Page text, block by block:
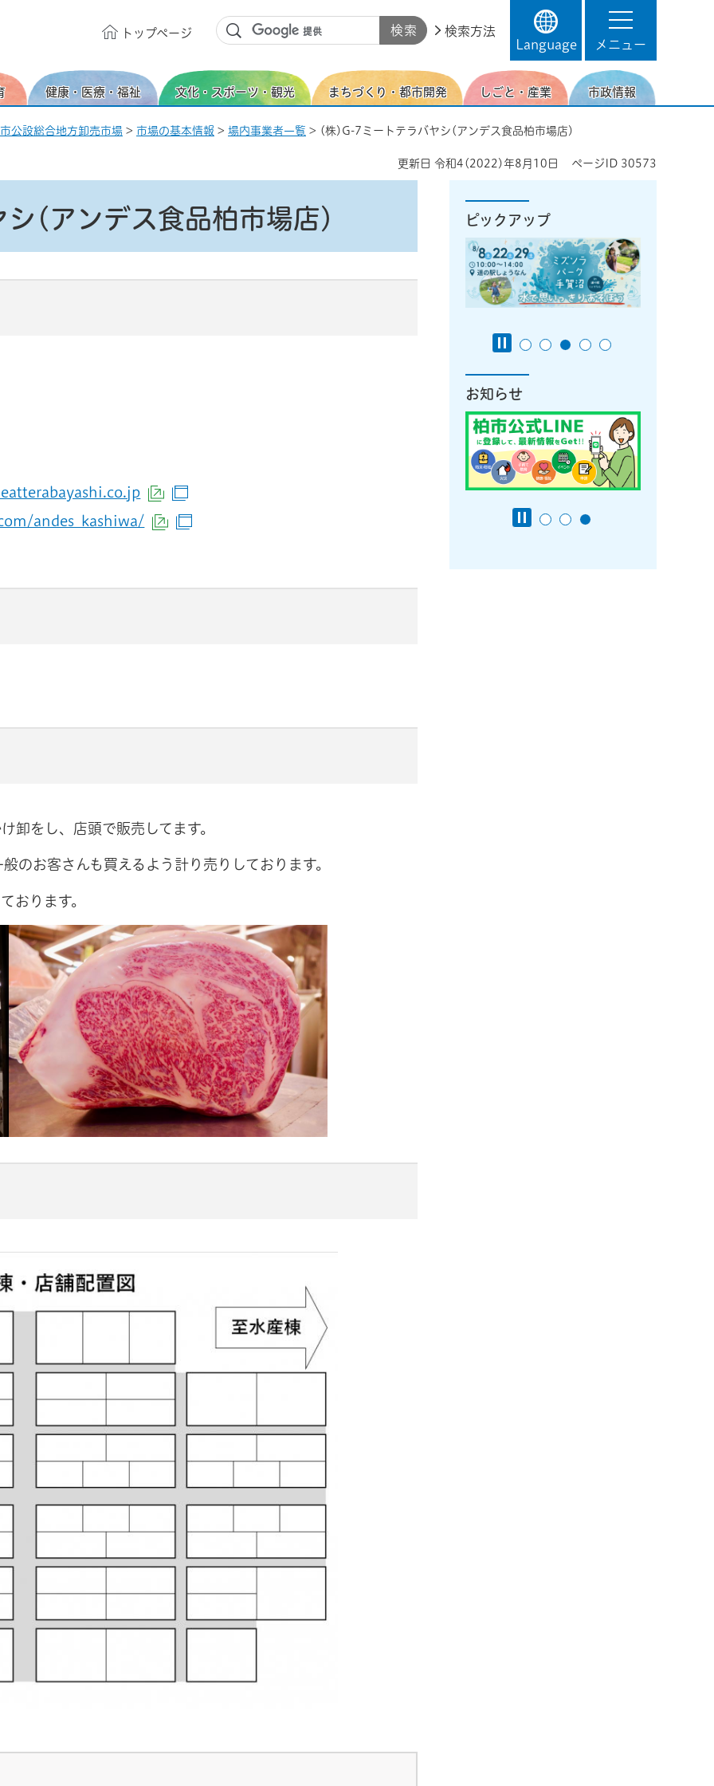
トップページ
検索方法
Language
メニュー
健康・医療・福祉 文化・スポーツ・観光 まちづくり・都市開発 しごと・産業 市政情報
公設総合地方卸売市場 > 市場の基本情報 > 場内事業者一覧 > (株)G-7ミートテラバヤシ(アンデス食品柏市場店)
更新日 令和4(2022)年8月10日 ページID 30573
(アンデス食品柏市場店)
（外部サイトへリンク）
andes_kashiwa/
（外部サイトへリンク）
卸をし、店頭で販売してます。
のお客さんも買えるよう計り売りしております。
おります。
ピックアップ
お知らせ